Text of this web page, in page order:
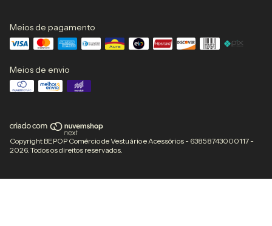
Meios de pagamento
Meios de envio
Copyright BEPOP Comércio de Vestuário e Acessórios - 63858743000117 -
2026. Todos os direitos reservados.